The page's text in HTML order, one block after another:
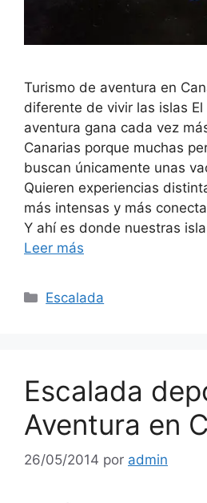
Turismo de aventura en
diferente de vivir las islas
aventura gana cada vez
Canarias porque muchas
buscan únicamente unas
Quieren experiencias
más intensas y más
Y ahí es donde nuestras
Leer más
Categorías
Escalada
Escalada
Aventura en
26/05/2014 por admin